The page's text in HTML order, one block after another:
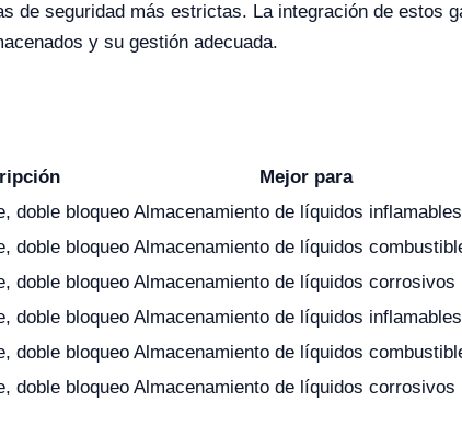
de seguridad más estrictas. La integración de estos
y su gestión adecuada.
Mejor para
doble bloqueo Almacenamiento de líquidos inflamables
doble bloqueo Almacenamiento de líquidos
doble bloqueo Almacenamiento de líquidos corrosivos
doble bloqueo Almacenamiento de líquidos inflamables
doble bloqueo Almacenamiento de líquidos
doble bloqueo Almacenamiento de líquidos corrosivos